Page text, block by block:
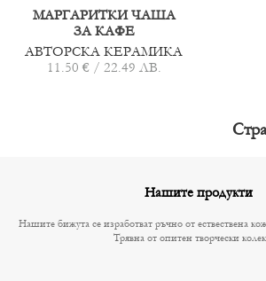
МАРГАРИТКИ ЧАША
ЗА КАФЕ
АВТОРСКА КЕРАМИКА
11.50 € / 22.49 ЛВ.
Нашите продукти
Нашите бижута се изработват ръчно от ествествена
Трявна от опитен творчески